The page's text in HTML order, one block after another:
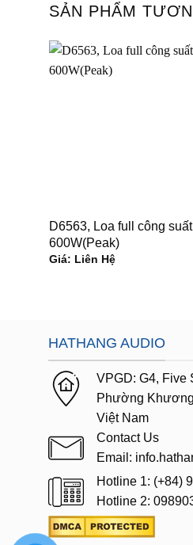
SẢN PHẨM
D6563, Loa full công suất
600W(Peak)
Giá: Liên Hệ
HATHANG AUDIO
VPGD: G4, Five
Phường
Việt Nam
Contact Us
Email:
Hotline 1: (+84)
Hotline 2: